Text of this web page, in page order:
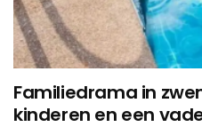
Familiedrama in
kinderen en een